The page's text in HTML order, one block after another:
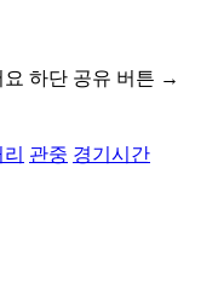
하단 공유 버튼 →
관중 경기시간